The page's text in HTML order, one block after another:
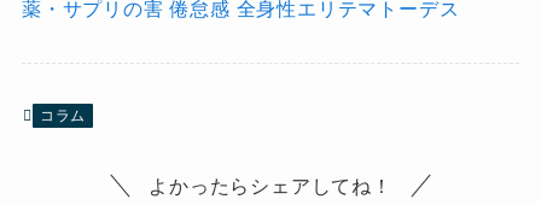
薬・サプリの害 倦怠感 全身性エリテマトーデス
コラム
よかったらシェアしてね！